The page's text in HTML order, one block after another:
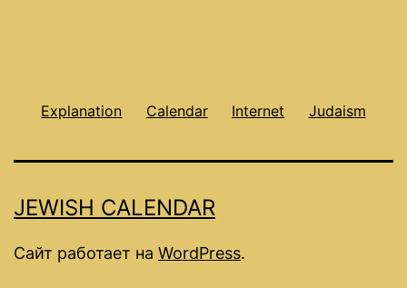
Explanation Calendar Internet Judaism
JEWISH CALENDAR
Сайт работает на WordPress.